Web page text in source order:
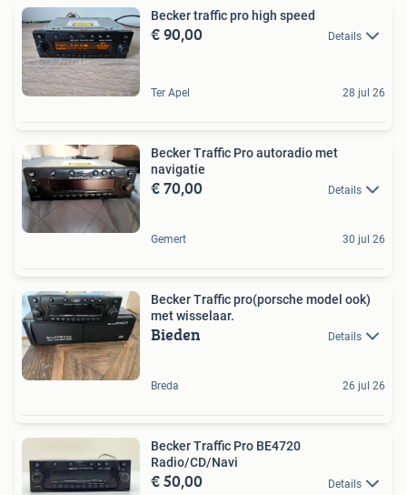
Becker traffic pro high speed
€ 90,00 Details
Ter Apel 28 jul 26
Becker Traffic Pro autoradio met
navigatie
€ 70,00 Details
Gemert 30 jul 26
Becker Traffic pro(porsche model ook)
met wisselaar.
Bieden Details
Breda 26 jul 26
Becker Traffic Pro BE4720
Radio/CD/Navi
€ 50,00 Details